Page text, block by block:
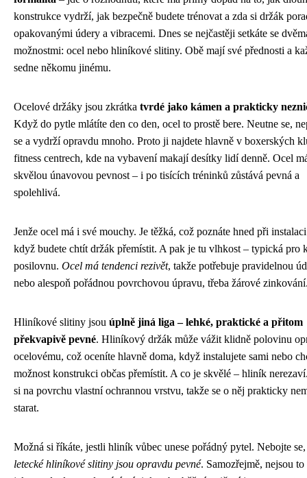
konstrukce vydrží, jak bezpečně budete trénovat a zda si držák
opakovanými údery a vibracemi. Dnes se nejčastěji setkáte se
možnostmi: ocel nebo hliníkové slitiny. Obě mají své přednosti a
sedne někomu jinému.
Ocelové držáky jsou zkrátka tvrdé jako kámen a prakticky
Když do pytle mlátíte den co den, ocel to prostě bere. Neutne se,
se a vydrží opravdu mnoho. Proto ji najdete hlavně v boxerských
fitness centrech, kde na vybavení makají desítky lidí denně. Ocel
skvělou únavovou pevnost – i po tisících tréninků zůstává pevná a
spolehlivá.
Jenže ocel má i své mouchy. Je těžká, což poznáte hned při
když budete chtít držák přemístit. A pak je tu vlhkost – typická pro
posilovnu. Ocel má tendenci rezivět, takže potřebuje pravidelnou
nebo alespoň pořádnou povrchovou úpravu, třeba žárové
Hliníkové slitiny jsou úplně jiná liga – lehké, praktické a přitom
překvapivě pevné. Hliníkový držák může vážit klidně polovinu
ocelovému, což oceníte hlavně doma, když instalujete sami nebo
možnost konstrukci občas přemístit. A co je skvělé – hliník
si na povrchu vlastní ochrannou vrstvu, takže se o něj prakticky
starat.
Možná si říkáte, jestli hliník vůbec unese pořádný pytel. Nebojte
letecké hliníkové slitiny jsou opravdu pevné. Samozřejmě, nejsou